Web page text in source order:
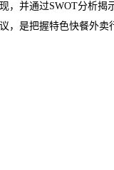
，并通过SWOT分析揭
，是把握特色快餐外